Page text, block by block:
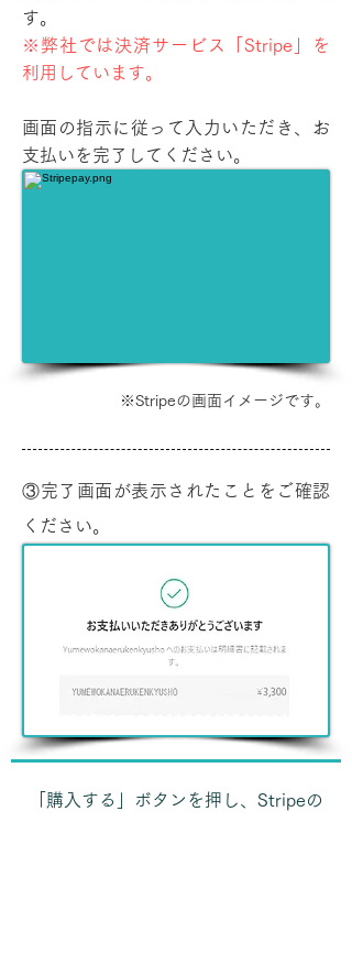
す。
※弊社では決済サービス「Stripe」を
利用しています。
​​画面の指示に従って入力いただき、お
支払いを完了してください。
※Stripeの画面イメージです。
③完了画面が表示されたことをご確認
ください。
「購入する」ボタンを押し、Stripeの